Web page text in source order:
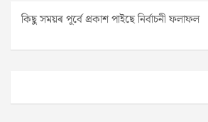
কিছু সময়ৰ পূৰ্বে প্ৰকাশ পাইছে নিৰ্বাচনী ফলাফল